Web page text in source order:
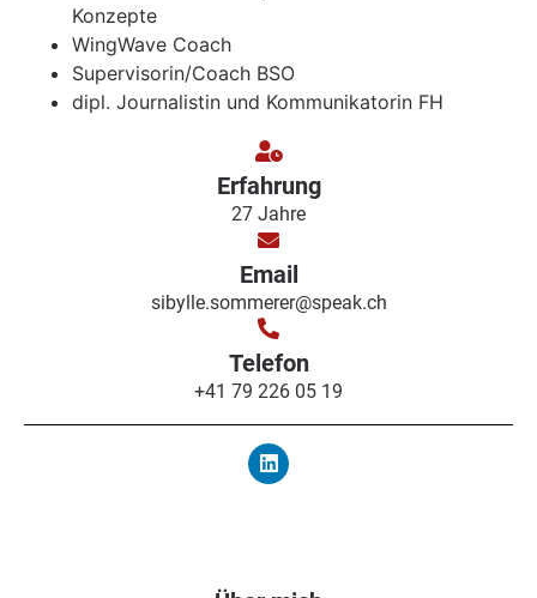
Konzepte
WingWave Coach
Supervisorin/Coach BSO
dipl. Journalistin und Kommunikatorin FH
Erfahrung
27 Jahre
Email
sibylle.sommerer@speak.ch
Telefon
+41 79 226 05 19